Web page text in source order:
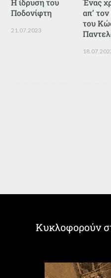
Ποδονίφτη
21.07.2023
απ’
του
Κυκλοφορούν